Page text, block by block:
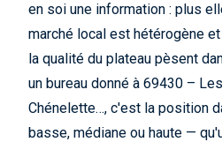
en soi une information : plus
marché local est hétérogène
la qualité du plateau pèsent
un bureau donné à 69430 –
Chénelette…, c'est la position
basse, médiane ou haute —